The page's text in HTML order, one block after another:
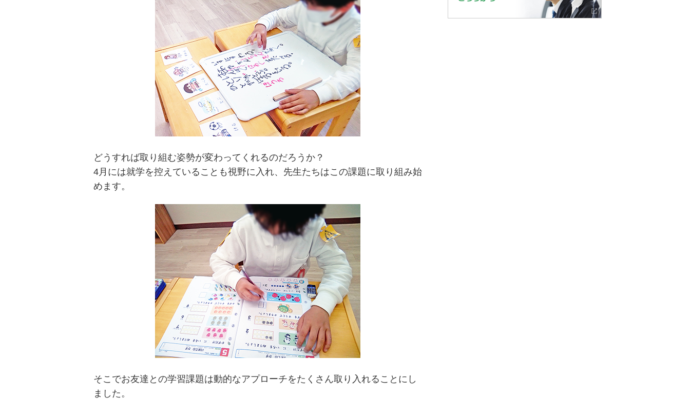
どうすれば取り組む姿勢が変わってくれるのだろうか？
4月には就学を控えていることも視野に入れ、先生たちはこの課題に取り組み始
めます。
そこでお友達との学習課題は動的なアプローチをたくさん取り入れることにし
ました。